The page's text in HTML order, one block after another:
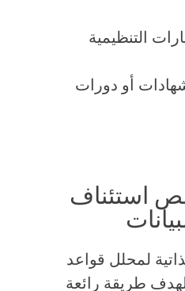
التنظيمية
أو دورات
استئناف
لمحلل قواعد
طريقة رائعة